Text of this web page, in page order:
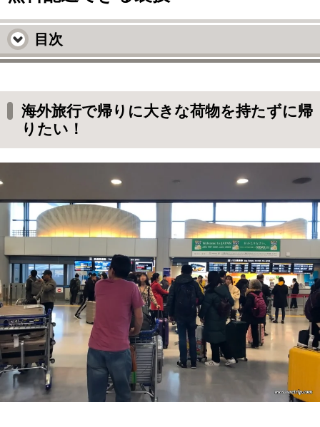
目次
い！
空港から無料配送特典付きクレジットカード
空港配送カウンターはJAL ABC
海外旅行を快適にするクレジットカード特典
海外旅行で帰りに大きな荷物を持たずに帰
りたい！